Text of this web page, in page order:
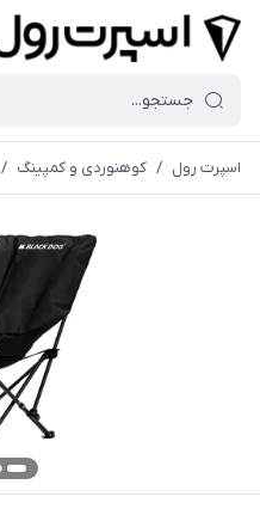
اسپرت رول / کوهنوردی و کمپینگ /